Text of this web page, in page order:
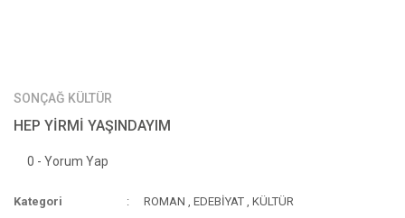
SONÇAĞ KÜLTÜR
HEP YİRMİ YAŞINDAYIM
0 - Yorum Yap
Kategori ROMAN ,EDEBİYAT ,KÜLTÜR